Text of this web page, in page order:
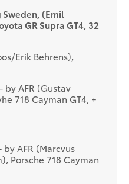
Sweden, (Emil
GR Supra GT4, 32
Erik Behrens),
by AFR (Gustav
718 Cayman GT4, +
by AFR (Marcvus
Porsche 718 Cayman